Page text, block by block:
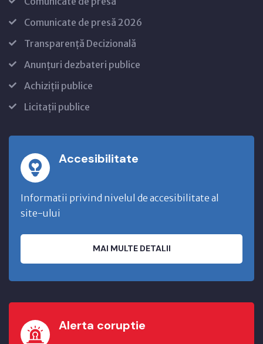
Comunicate de presă 2026
Transparență Decizională
Anunțuri dezbateri publice
Achiziții publice
Licitații publice
Accesibilitate
Informatii privind nivelul de accesibilitate al
site-ului
MAI MULTE DETALII
Alerta coruptie